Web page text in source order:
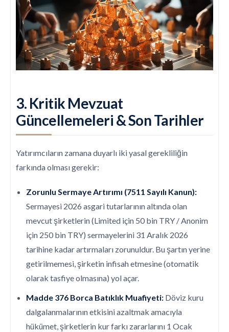
3. Kritik Mevzuat
Güncellemeleri & Son Tarihler
Yatırımcıların zamana duyarlı iki yasal gerekliliğin
farkında olması gerekir:
Zorunlu Sermaye Artırımı (7511 Sayılı Kanun):
Sermayesi 2026 asgari tutarlarının altında olan
mevcut şirketlerin (Limited için 50 bin TRY / Anonim
için 250 bin TRY) sermayelerini 31 Aralık 2026
tarihine kadar artırmaları zorunuldur. Bu şartın yerine
getirilmemesi, şirketin infisah etmesine (otomatik
olarak tasfiye olmasına) yol açar.
Madde 376 Borca Batıklık Muafiyeti: Döviz kuru
dalgalanmalarının etkisini azaltmak amacıyla
hükümet, şirketlerin kur farkı zararlarını 1 Ocak